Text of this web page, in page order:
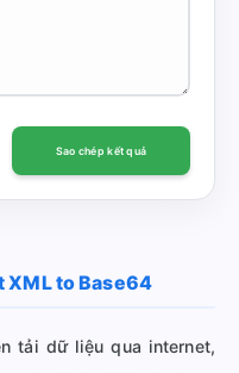
Sao chép kết quả
XML to Base64
tải dữ liệu qua internet,